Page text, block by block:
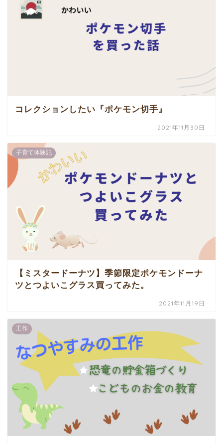
コレクションしたい『ポケモン切手』
2021年11月30日
子育て体験記
【ミスタードーナツ】季節限定ポケモンドーナ
ツとつよいこグラス買ってみた。
2021年11月19日
工作